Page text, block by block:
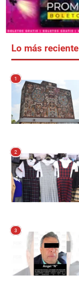
Lo más reciente
1
2
3